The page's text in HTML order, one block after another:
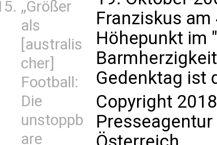
„Größer
als
[australis
cher]
Football:
Die
unstoppb
are
Franziskus
Höhepunkt im
Gedenktag ist
Copyright
Presseagentur